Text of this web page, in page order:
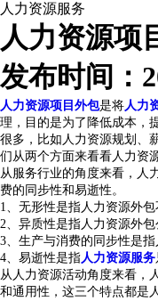
人力资源服务
人力资源项
发布时间：
人力资源项目外包是将人力
理，目的是为了降低成本，
很多，比如人力资源规划、
们从两个方面来看看人力资
从服务行业的角度来看，人
费的同步性和易逝性。
1、无形性是指人力资源外
2、异质性是指人力资源外
3、生产与消费的同步性是
4、易逝性是指人力资源服务
从人力资源活动角度来看，
和通用性，这三个特点都是